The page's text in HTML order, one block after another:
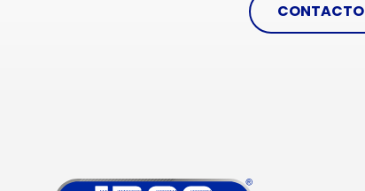
CONTACTO